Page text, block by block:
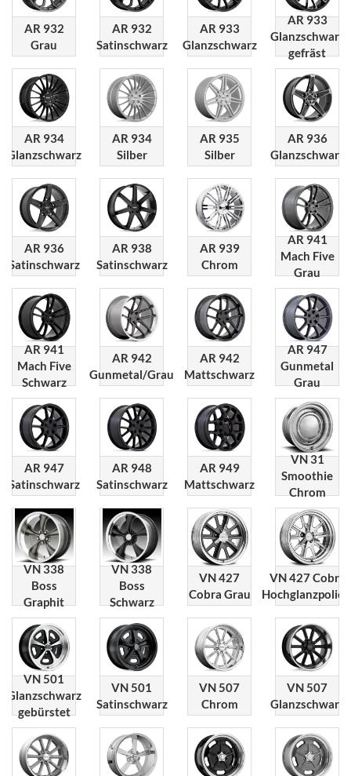
AR 932
Grau
AR 932
Satinschwarz
AR 933
Glanzschwarz
AR 933
Glanzschwarz
gefräst
AR 934
Glanzschwarz
AR 934
Silber
AR 935
Silber
AR 936
Glanzschwarz
AR 936
Satinschwarz
AR 938
Satinschwarz
AR 939
Chrom
AR 941
Mach Five
Grau
AR 941
Mach Five
Schwarz
AR 942
Gunmetal/Grau
AR 942
Mattschwarz
AR 947
Gunmetal
Grau
AR 947
Satinschwarz
AR 948
Satinschwarz
AR 949
Mattschwarz
VN 31
Smoothie
Chrom
VN 338
Boss
Graphit
VN 338
Boss
Schwarz
VN 427
Cobra Grau
VN 427 Cobra
VN 501
Glanzschwarz
gebürstet
VN 501
Satinschwarz
VN 507
Chrom
VN 507
Glanzschwarz